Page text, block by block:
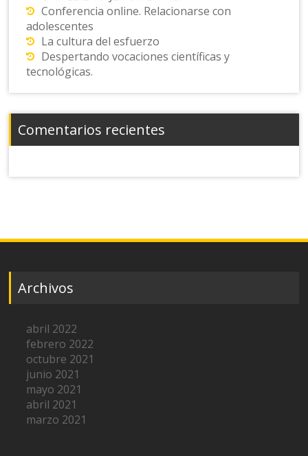
Conferencia online. Relacionarse con
adolescentes
La cultura del esfuerzo
Despertando vocaciones científicas y
tecnológicas.
Comentarios recientes
Archivos
abril 2022
febrero 2022
octubre 2021
junio 2021
mayo 2021
abril 2021
marzo 2021